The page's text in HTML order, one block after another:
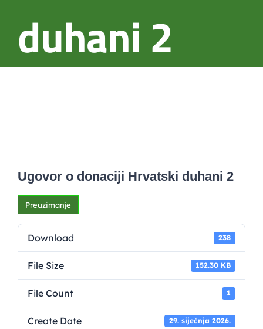
duhani 2
Ugovor o donaciji Hrvatski duhani 2
Preuzimanje
Download 238
File Size 152.30 KB
File Count 1
Create Date 29. siječnja 2026.